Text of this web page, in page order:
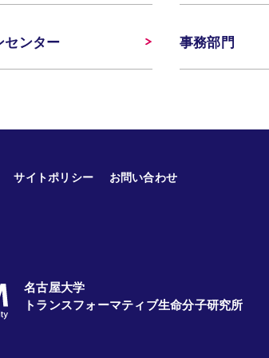
センター 事務部門
サイトポリシー お問い合わせ
名古屋大学
トランスフォーマティブ生命分子研究所